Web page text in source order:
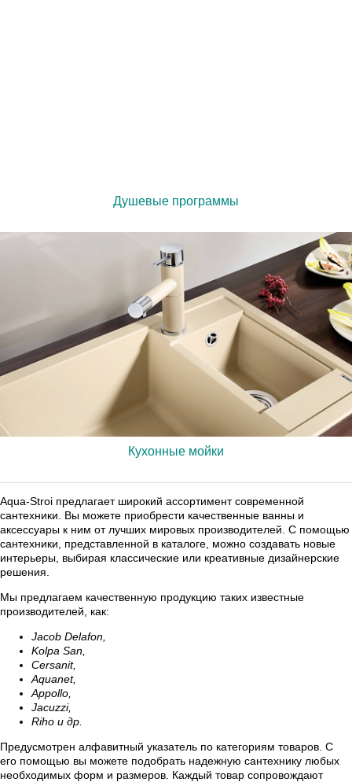
Душевые программы
Кухонные мойки
Aqua-Stroi предлагает широкий ассортимент современной
сантехники. Вы можете приобрести качественные ванны и
аксессуары к ним от лучших мировых производителей. С помощью
сантехники, представленной в каталоге, можно создавать новые
интерьеры, выбирая классические или креативные дизайнерские
решения.
Мы предлагаем качественную продукцию таких известные
производителей, как:
Jacob Delafon,
Kolpa San,
Cersanit,
Aquanet,
Appollo,
Jacuzzi,
Riho и др.
Предусмотрен алфавитный указатель по категориям товаров. С
его помощью вы можете подобрать надежную сантехнику любых
необходимых форм и размеров. Каждый товар сопровождают